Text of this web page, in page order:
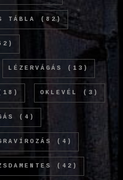
TÁBLA (82)
LÉZERVÁGÁS (13)
OKLEVÉL (3)
(4)
(4)
(42)